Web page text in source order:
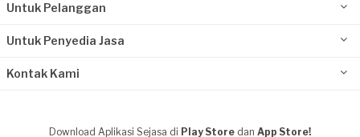
Untuk Pelanggan
Untuk Penyedia Jasa
Kontak Kami
Download Aplikasi Sejasa di Play Store dan App Store!